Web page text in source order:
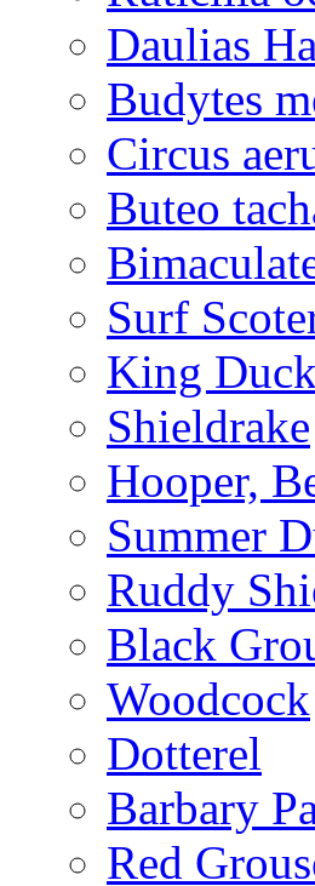
Daulias
Budytes
Circus
Buteo
Surf
King Duck
Shieldrake
Hooper,
Summer
Ruddy
Black
Woodcock
Dotterel
Barbary
Red